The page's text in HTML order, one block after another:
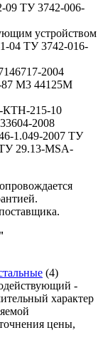
09 ТУ 3742-006-
устройством
04 ТУ 3742-016-
2004
87 М3 44125М
КТН-215-10
2008
1.049-2007 ТУ
29.13-MSA-
(4)
-
характер
цены,